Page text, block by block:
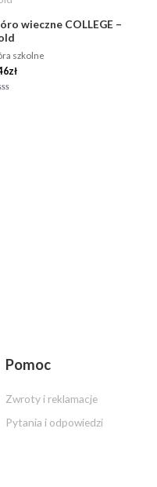
wieczne COLLEGE –
szkolne
zł
Pomoc
Zwroty i reklamacje
Pytania i odpowiedzi